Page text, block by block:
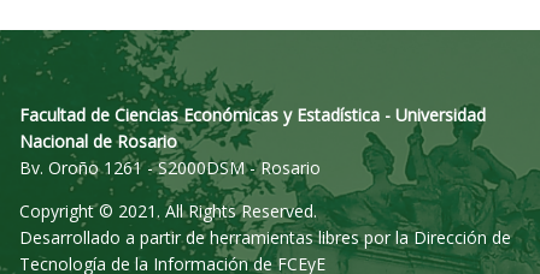
Facultad de Ciencias Económicas y Estadística - Universidad
Nacional de Rosario
Bv. Oroño 1261 - S2000DSM - Rosario
Copyright © 2021. All Rights Reserved.
Desarrollado a partir de herramientas libres por la Dirección de
Tecnología de la Información de FCEyE